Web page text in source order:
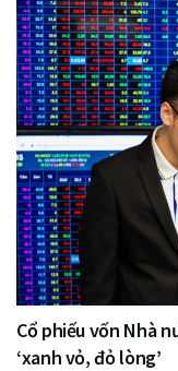
Cổ phiếu vốn Nhà
‘xanh vỏ, đỏ lòng’